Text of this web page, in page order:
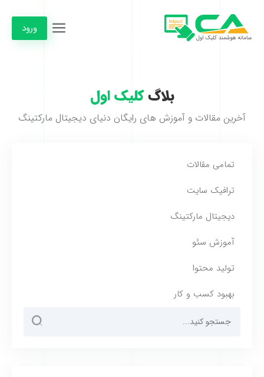
ورود
بلاگکلیک اول
آخرین مقالات و آموزش های رایگان دنیای دیجیتال مارکتینگ
تمامی مقالات
ترافیک سایت
دیجیتال مارکتینگ
آموزش سئو
تولید محتوا
بهبود کسب و کار